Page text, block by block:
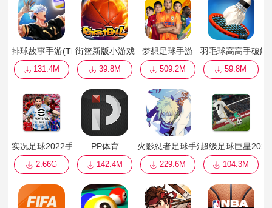
排球故事手游(The Spike Volleyball battle)
131.4M
街篮新版小游戏
39.8M
梦想足球手游
509.2M
羽毛球高高手破解
59.8M
实况足球2022手机版国际服
2.66G
PP体育
142.4M
火影忍者足球手游
229.6M
超级足球巨星
104.3M